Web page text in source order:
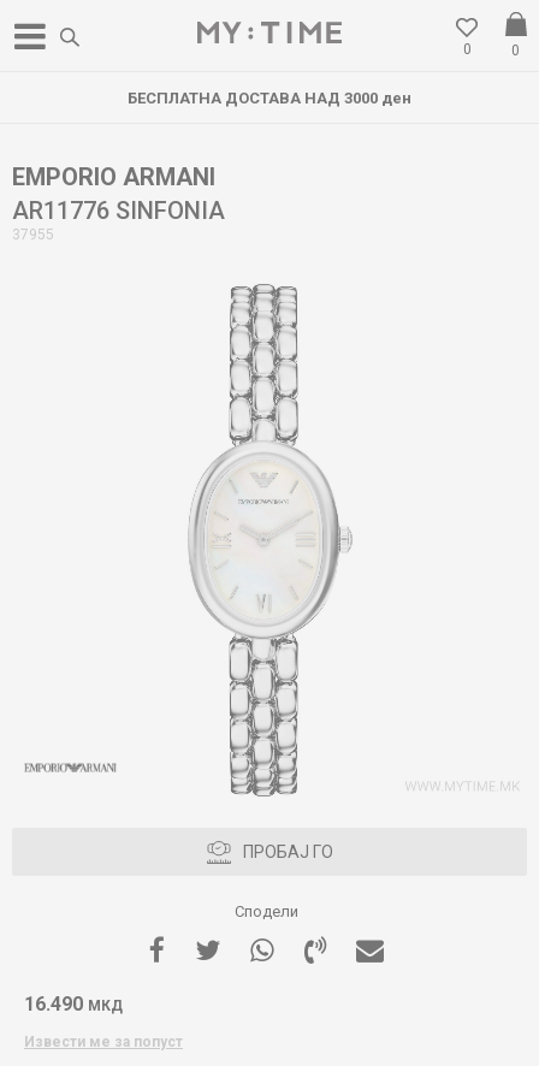
0
0
БЕСПЛАТНА ДОСТАВА НАД 3000 ден
EMPORIO ARMANI
AR11776 SINFONIA
37955
ПРОБАЈ ГО
Сподели
16.490 МКД
Извести ме за попуст